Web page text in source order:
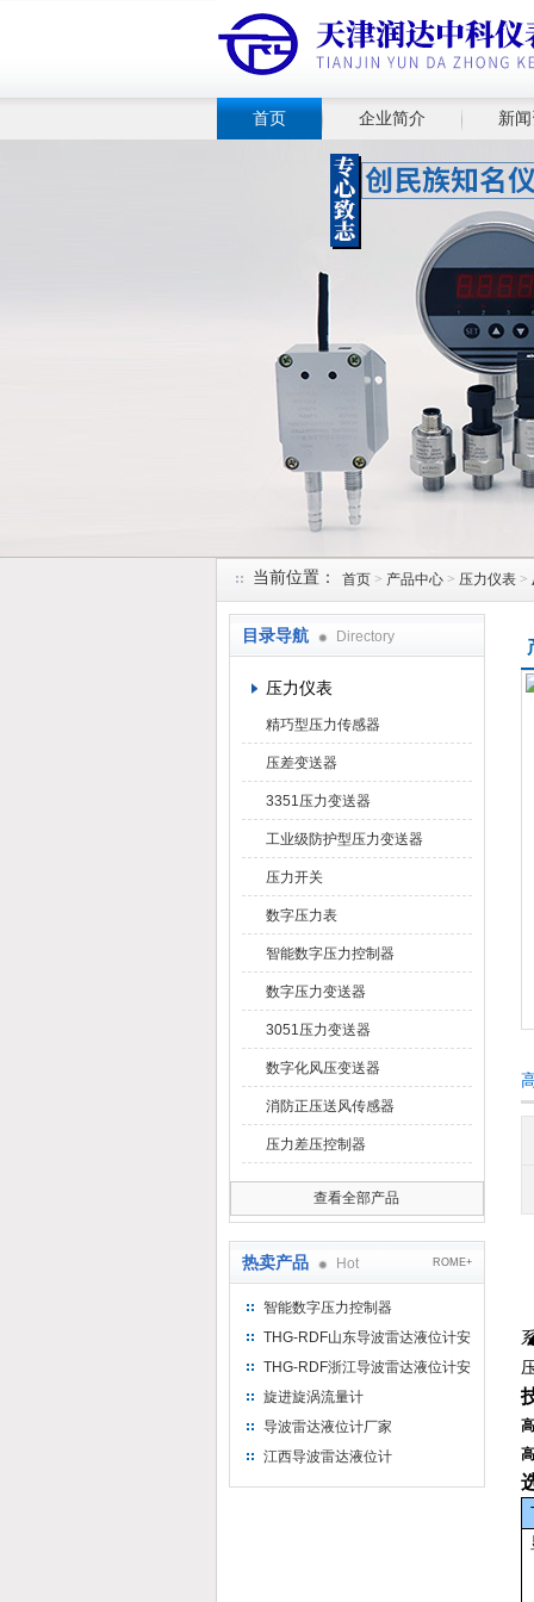
首页 企业简介 新
当前位置： 首页 > 产品中心 > 压力仪表 >
目录导航 Directory
压力仪表
精巧型压力传感器
压差变送器
3351压力变送器
工业级防护型压力变送器
压力开关
数字压力表
智能数字压力控制器
数字压力变送器
3051压力变送器
数字化风压变送器
消防正压送风传感器
压力差压控制器
查看全部产品
热卖产品 Hot ROME+
智能数字压力控制器
THG-RDF山东导波雷达液位计安
装方法
THG-RDF浙江导波雷达液位计安
装方法
旋进旋涡流量计
导波雷达液位计厂家
江西导波雷达液位计